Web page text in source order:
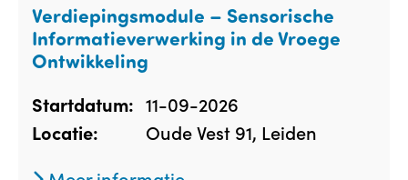
Verdiepingsmodule – Sensorische
Informatieverwerking in de Vroege
Ontwikkeling
Startdatum: 11-09-2026
Locatie:
Oude Vest 91, Leiden